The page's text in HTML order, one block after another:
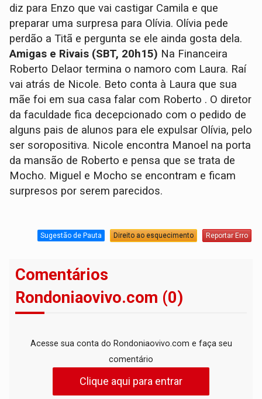
diz para Enzo que vai castigar Camila e que
preparar uma surpresa para Olívia. Olívia pede
perdão a Titã e pergunta se ele ainda gosta dela.
Amigas e Rivais (SBT, 20h15) Na Financeira
Roberto Delaor termina o namoro com Laura. Raí
vai atrás de Nicole. Beto conta à Laura que sua
mãe foi em sua casa falar com Roberto . O diretor
da faculdade fica decepcionado com o pedido de
alguns pais de alunos para ele expulsar Olívia, pelo
ser soropositiva. Nicole encontra Manoel na porta
da mansão de Roberto e pensa que se trata de
Mocho. Miguel e Mocho se encontram e ficam
surpresos por serem parecidos.
Sugestão de Pauta Direito ao esquecimento Reportar Erro
Comentários
Rondoniaovivo.com (0)
Acesse sua conta do Rondoniaovivo.com e faça seu
comentário
Clique aqui para entrar